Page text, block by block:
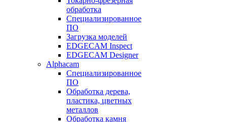
обработка
Специализированное
ПО
Загрузка моделей
EDGECAM Inspect
EDGECAM Designer
Alphacam
Специализированное
ПО
Обработка дерева,
пластика, цветных
металлов
Обработка камня